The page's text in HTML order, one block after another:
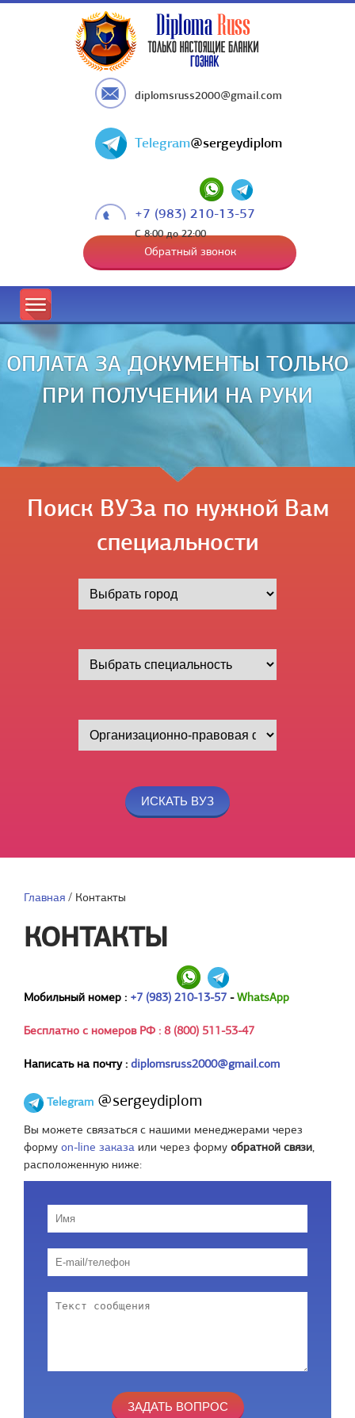
diplomsruss2000@gmail.com
Telegram@sergeydiplom
+7 (983) 210-13-57
С 8:00 до 22:00
Обратный звонок
ОПЛАТА ЗА ДОКУМЕНТЫ ТОЛЬКО
ПРИ ПОЛУЧЕНИИ НА РУКИ
Поиск ВУЗа по нужной Вам
специальности
Главная / Контакты
КОНТАКТЫ
Мобильный номер : +7 (983) 210-13-57 -WhatsApp
Бесплатно с номеров РФ : 8 (800) 511-53-47
Написать на почту : diplomsruss2000@gmail.com
Telegram @sergeydiplom
Вы можете связаться с нашими менеджерами через
форму on-line заказа или через форму обратной связи,
расположенную ниже: